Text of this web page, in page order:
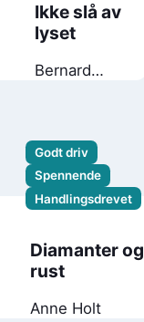
Ikke slå av
lyset
Bernard
Godt driv
Spennende
Handlingsdrevet
Diamanter og
rust
Anne Holt